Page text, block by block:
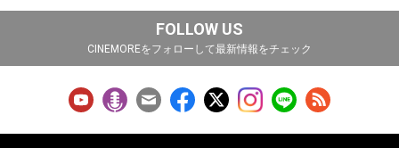
FOLLOW US
CINEMOREをフォローして最新情報をチェック